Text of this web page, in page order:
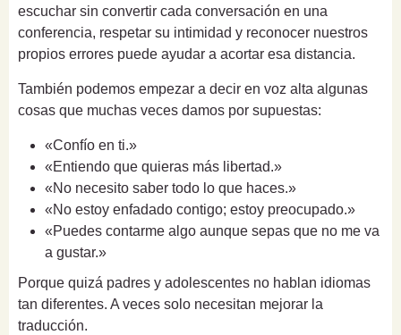
escuchar sin convertir cada conversación en una
conferencia, respetar su intimidad y reconocer nuestros
propios errores puede ayudar a acortar esa distancia.
También podemos empezar a decir en voz alta algunas
cosas que muchas veces damos por supuestas:
«Confío en ti.»
«Entiendo que quieras más libertad.»
«No necesito saber todo lo que haces.»
«No estoy enfadado contigo; estoy preocupado.»
«Puedes contarme algo aunque sepas que no me va
a gustar.»
Porque quizá padres y adolescentes no hablan idiomas
tan diferentes. A veces solo necesitan mejorar la
traducción.